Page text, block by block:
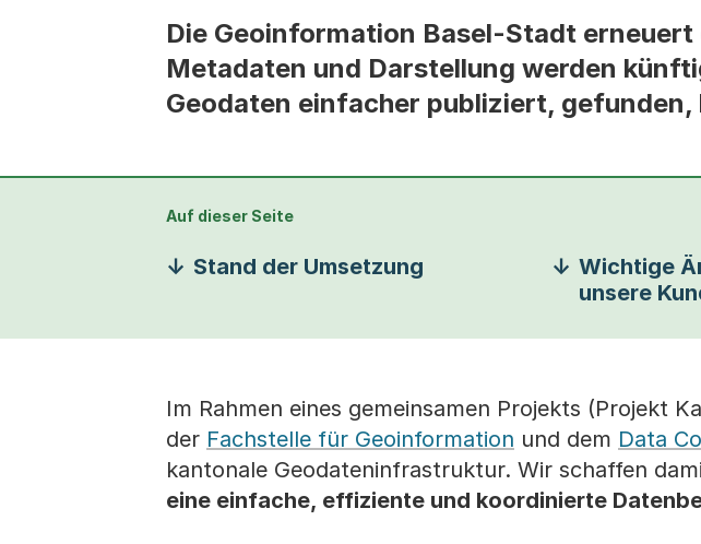
Die Geoinformation Basel-Stadt
Metadaten und Darstellung werden
Geodaten einfacher publiziert,
Auf dieser Seite
Stand der Umsetzung
Wichtige
unsere
​Im Rahmen eines gemeinsamen Projekts (Projekt
der Fachstelle für Geoinformation und dem Data
kantonale Geodateninfrastruktur. Wir schaffen
eine einfache, effiziente und koordinierte